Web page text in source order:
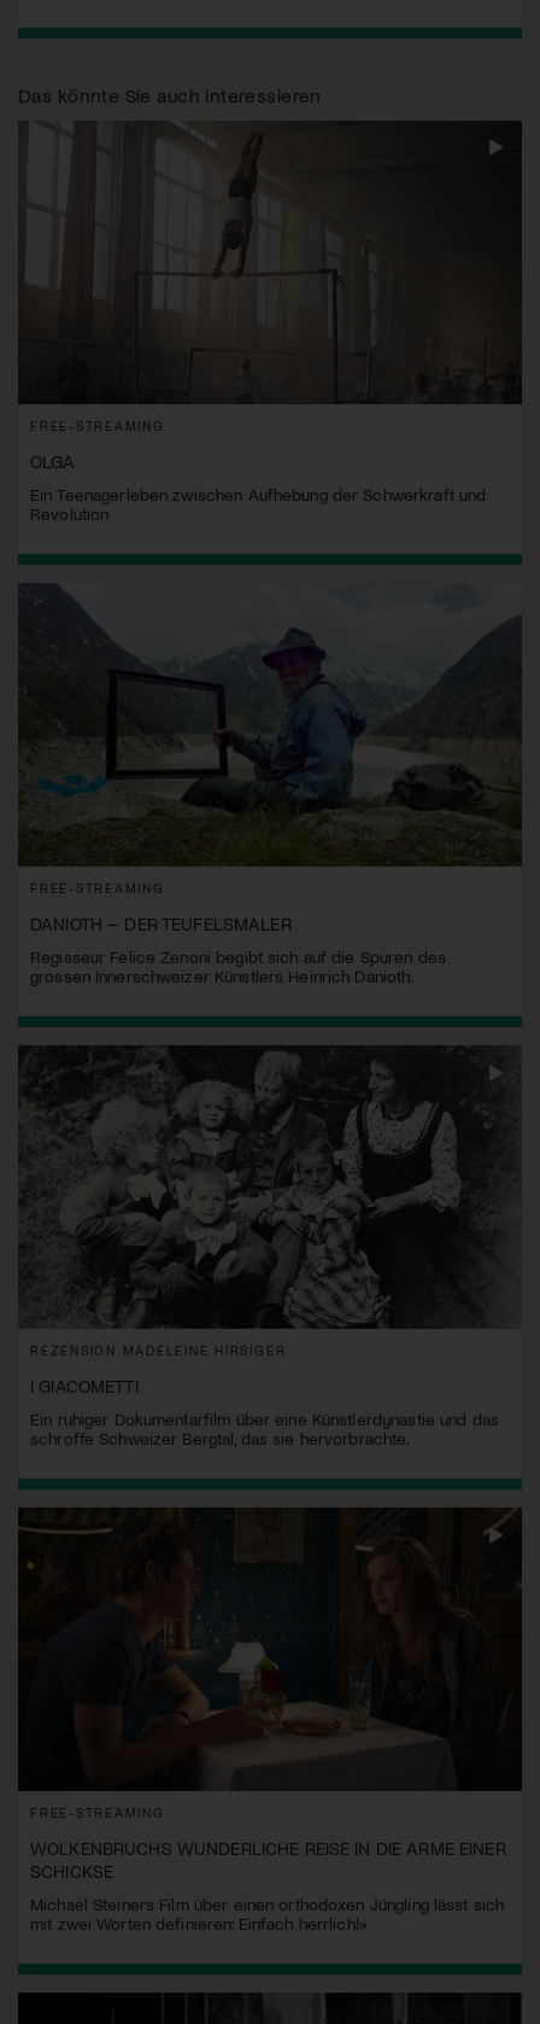
Das könnte Sie auch interessieren
FREE-STREAMING
OLGA
Ein Teenagerleben zwischen Aufhebung der Schwerkraft und
Revolution
FREE-STREAMING
DANIOTH – DER TEUFELSMALER
Regisseur Felice Zenoni begibt sich auf die Spuren des
grossen Innerschweizer Künstlers Heinrich Danioth.
REZENSION MADELEINE HIRSIGER
I GIACOMETTI
Ein ruhiger Dokumentarfilm über eine Künstlerdynastie und das
schroffe Schweizer Bergtal, das sie hervorbrachte.
FREE-STREAMING
WOLKENBRUCHS WUNDERLICHE REISE IN DIE ARME EINER
SCHICKSE
Michael Steiners Film über einen orthodoxen Jüngling lässt sich
mit zwei Worten definieren: Einfach herrlich!»